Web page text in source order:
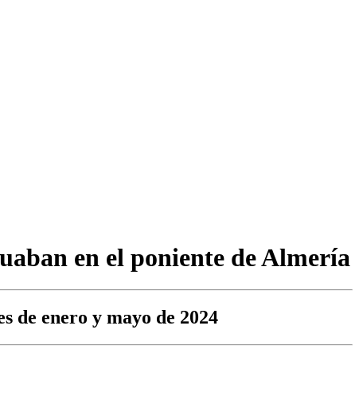
en el poniente de Almería
de enero y mayo de 2024